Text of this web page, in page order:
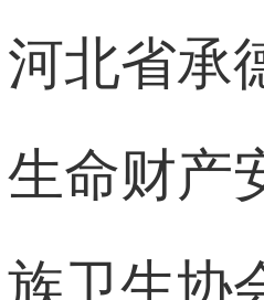
河北省承
生命财产
族卫生协